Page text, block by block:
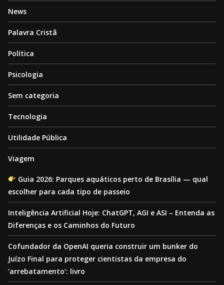
News
Palavra Cristã
Política
Psicologia
Sem categoria
Tecnologia
Utilidade Pública
Viagem
Guia 2026: Parques aquáticos perto de Brasília — qual
escolher para cada tipo de passeio
Inteligência Artificial Hoje: ChatGPT, AGI e ASI – Entenda as
Diferenças e os Caminhos do Futuro
Cofundador da OpenAI queria construir um bunker do
Juízo Final para proteger cientistas da empresa do
‘arrebatamento’: livro